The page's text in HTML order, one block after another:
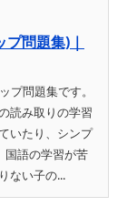
問題集)｜
プ問題集です。
読み取りの学習
いたり、シンプ
国語の学習が苦
ない子の...